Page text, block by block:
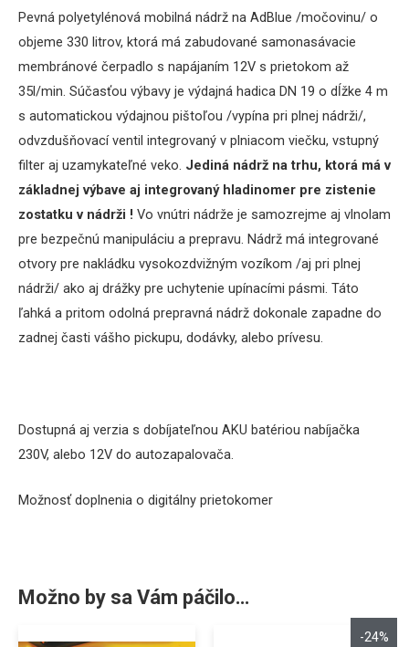
Pevná polyetylénová mobilná nádrž na AdBlue /močovinu/ o
objeme 330 litrov, ktorá má zabudované samonasávacie
membránové čerpadlo s napájaním 12V s prietokom až
35l/min. Súčasťou výbavy je výdajná hadica DN 19 o dĺžke 4 m
s automatickou výdajnou pištoľou /vypína pri plnej nádrži/,
odvzdušňovací ventil integrovaný v plniacom viečku, vstupný
filter aj uzamykateľné veko. Jediná nádrž na trhu, ktorá má v
základnej výbave aj integrovaný hladinomer pre zistenie
zostatku v nádrži ! Vo vnútri nádrže je samozrejme aj vlnolam
pre bezpečnú manipuláciu a prepravu. Nádrž má integrované
otvory pre nakládku vysokozdvižným vozíkom /aj pri plnej
nádrži/ ako aj drážky pre uchytenie upínacími pásmi. Táto
ľahká a pritom odolná prepravná nádrž dokonale zapadne do
zadnej časti vášho pickupu, dodávky, alebo prívesu.
Dostupná aj verzia s dobíjateľnou AKU batériou nabíjačka
230V, alebo 12V do autozapalovača.
Možnosť doplnenia o digitálny prietokomer
Možno by sa Vám páčilo…
-24%